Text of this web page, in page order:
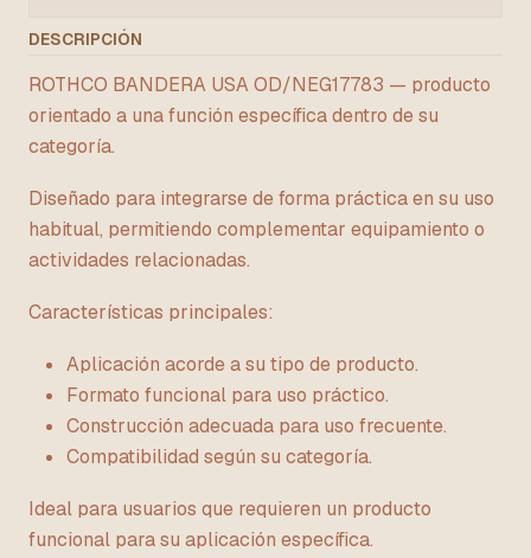
DESCRIPCIÓN
ROTHCO BANDERA USA OD/NEG17783 — producto
orientado a una función específica dentro de su
categoría.
Diseñado para integrarse de forma práctica en su uso
habitual, permitiendo complementar equipamiento o
actividades relacionadas.
Características principales:
Aplicación acorde a su tipo de producto.
Formato funcional para uso práctico.
Construcción adecuada para uso frecuente.
Compatibilidad según su categoría.
Ideal para usuarios que requieren un producto
funcional para su aplicación específica.